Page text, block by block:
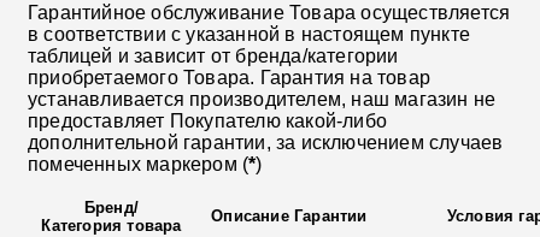
Гарантийное обслуживание Товара осуществляется
в соответствии с указанной в настоящем пункте
таблицей и зависит от бренда/категории
приобретаемого Товара. Гарантия на товар
устанавливается производителем, наш магазин не
предоставляет Покупателю какой-либо
дополнительной гарантии, за исключением случаев
помеченных маркером (*)
Бренд/
Категория товара
Описание Гарантии Условия